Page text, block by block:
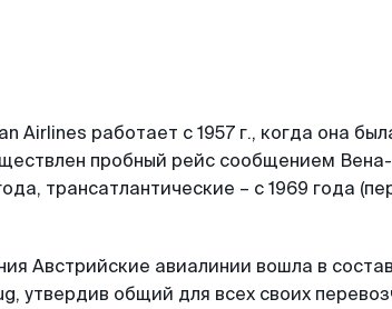
Airlines работает с 1957 г., когда она
пробный рейс сообщением
трансатлантические – с 1969 года
Австрийские авиалинии вошла в
утвердив общий для всех своих